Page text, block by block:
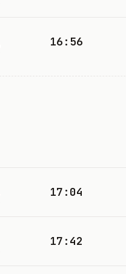
16:56
17:04
17:42